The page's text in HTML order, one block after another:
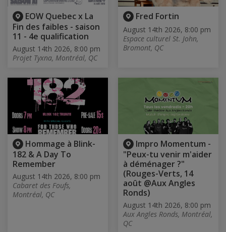
EOW Quebec x La
Fin des faibles - saison
11 - 4e qualification
August 14th 2026, 8:00 pm
Projet Tyxna, Montréal, QC
Fred Fortin
August 14th 2026, 8:00 pm
Espace culturel St. John,
Bromont, QC
Hommage à Blink-
182 & A Day To
Remember
August 14th 2026, 8:00 pm
Cabaret des Foufs,
Montréal, QC
Impro Momentum -
"Peux-tu venir m'aider
à déménager ?"
(Rouges-Verts, 14
août @Aux Angles
Ronds)
August 14th 2026, 8:00 pm
Aux Angles Ronds, Montréal,
QC